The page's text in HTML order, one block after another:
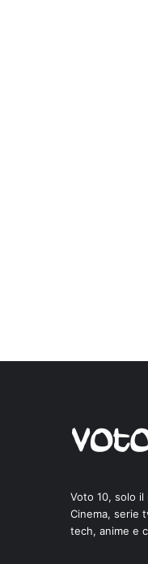
Voto 10, solo
Cinema, serie
tech, anime e